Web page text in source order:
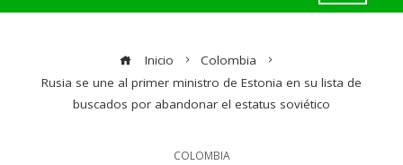
Inicio
Colombia
Rusia se une al primer ministro de Estonia en su lista de
buscados por abandonar el estatus soviético
COLOMBIA